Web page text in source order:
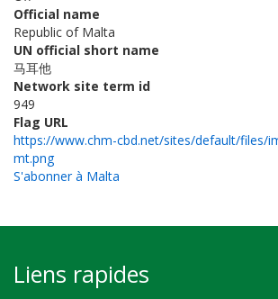
Official name
Republic of Malta
UN official short name
马耳他
Network site term id
949
Flag URL
https://www.chm-cbd.net/sites/default/files/
mt.png
S'abonner à Malta
Liens rapides